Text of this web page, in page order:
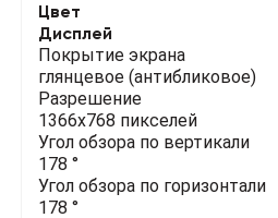
Цвет
Дисплей
Покрытие экрана
глянцевое (антибликовое)
Разрешение
1366x768 пикселей
Угол обзора по вертикали
178 °
Угол обзора по горизонтали
178 °